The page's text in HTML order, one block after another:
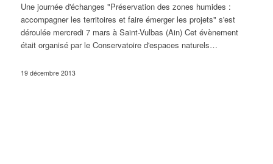
Une journée d'échanges "Préservation des zones humides :
accompagner les territoires et faire émerger les projets" s'est
déroulée mercredi 7 mars à Saint-Vulbas (Ain) Cet évènement
était organisé par le Conservatoire d'espaces naturels…
19 décembre 2013